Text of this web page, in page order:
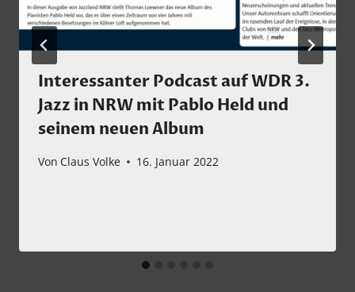
Interessanter Podcast auf WDR 3.
Jazz in NRW mit Pablo Held und
seinem neuen Album
Von Claus Volke 16. Januar 2022